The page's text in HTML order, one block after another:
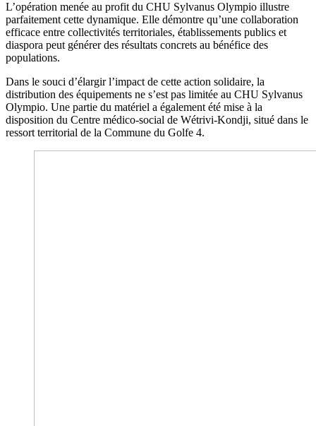
L’opération menée au profit du CHU Sylvanus Olympio illustre
parfaitement cette dynamique. Elle démontre qu’une collaboration
efficace entre collectivités territoriales, établissements publics et
diaspora peut générer des résultats concrets au bénéfice des
populations.
Dans le souci d’élargir l’impact de cette action solidaire, la
distribution des équipements ne s’est pas limitée au CHU Sylvanus
Olympio. Une partie du matériel a également été mise à la
disposition du Centre médico-social de Wétrivi-Kondji, situé dans le
ressort territorial de la Commune du Golfe 4.